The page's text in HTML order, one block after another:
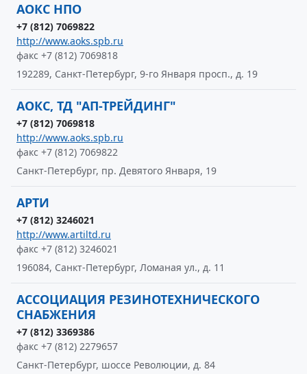
АОКС НПО
+7 (812) 7069822
http://www.aoks.spb.ru
факс +7 (812) 7069818
192289, Санкт-Петербург, 9-го Января просп., д. 19
АОКС, ТД "АП-ТРЕЙДИНГ"
+7 (812) 7069818
http://www.aoks.spb.ru
факс +7 (812) 7069822
Санкт-Петербург, пр. Девятого Января, 19
АРТИ
+7 (812) 3246021
http://www.artiltd.ru
факс +7 (812) 3246021
196084, Санкт-Петербург, Ломаная ул., д. 11
АССОЦИАЦИЯ РЕЗИНОТЕХНИЧЕСКОГО
СНАБЖЕНИЯ
+7 (812) 3369386
факс +7 (812) 2279657
Санкт-Петербург, шоссе Революции, д. 84